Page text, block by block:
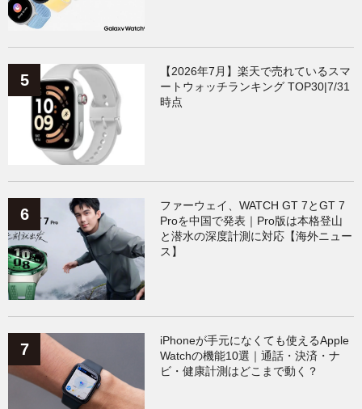
【2026年7月】楽天で売れているスマ
ートウォッチランキング TOP30|7/31
時点
ファーウェイ、WATCH GT 7とGT 7
Proを中国で発表｜Pro版は本格登山
と潜水の深度計測に対応【海外ニュー
ス】
iPhoneが手元になくても使えるApple
Watchの機能10選｜通話・決済・ナ
ビ・健康計測はどこまで動く？